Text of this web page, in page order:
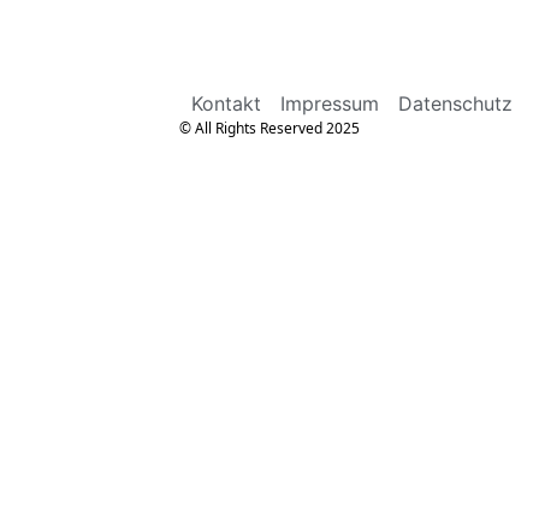
Kontakt Impressum Datenschutz
© All Rights Reserved 2025